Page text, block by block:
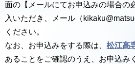
面の【メールにてお申込みの場合の
入いただき、メール（
ください。
なお、お申込みをする際は、 松江高
あることをご確認のうえ、お申込み